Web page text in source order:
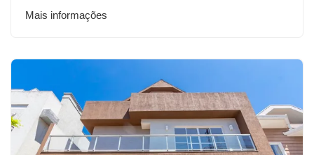
Mais informações